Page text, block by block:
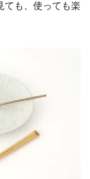
ても、使っても楽